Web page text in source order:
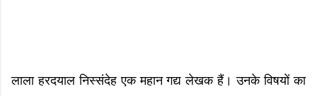
लाला हरदयाल निस्संदेह एक महान गद्य लेखक हैं। उनके विषयों का